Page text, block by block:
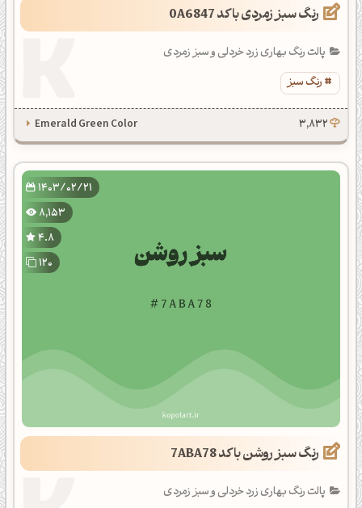
رنگ سبز زمردی با کد 0A6847
پالت رنگ بهاری زرد خردلی و سبز زمردی
رنگ سبز
3,832
Emerald Green Color
1403/02/21
8,153
4.8
120
رنگ سبز روشن با کد 7ABA78
پالت رنگ بهاری زرد خردلی و سبز زمردی